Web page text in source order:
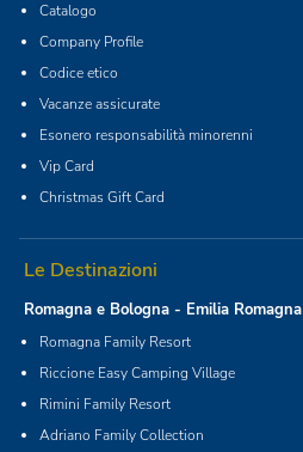
Catalogo
Company Profile
Codice etico
Vacanze assicurate
Esonero responsabilità minorenni
Vip Card
Christmas Gift Card
Le Destinazioni
Romagna e Bologna - Emilia Romagna
Romagna Family Resort
Riccione Easy Camping Village
Rimini Family Resort
Adriano Family Collection